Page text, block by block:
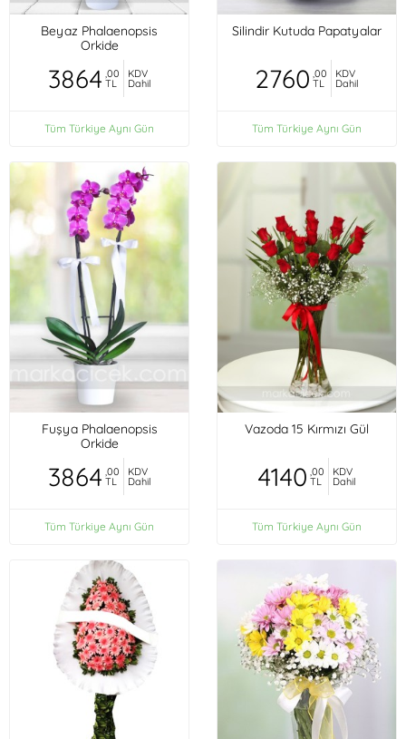
Beyaz Phalaenopsis
Orkide
3864 ,00
TL
KDV
Dahil
Tüm Türkiye Aynı Gün
Silindir Kutuda Papatyalar
2760 ,00
TL
KDV
Dahil
Tüm Türkiye Aynı Gün
Fuşya Phalaenopsis
Orkide
3864 ,00
TL
KDV
Dahil
Tüm Türkiye Aynı Gün
Vazoda 15 Kırmızı Gül
4140 ,00
TL
KDV
Dahil
Tüm Türkiye Aynı Gün